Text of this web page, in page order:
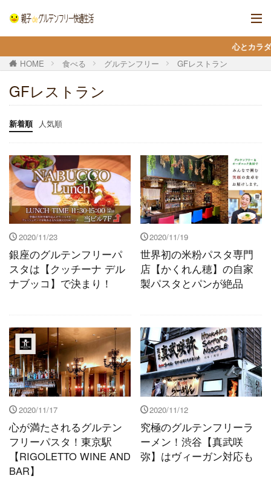
心とカラダを整
HOME
食べる グルテンフリー GFレストラン
GFレストラン
新着順 人気順
2020/11/23
銀座のグルテンフリーパ
スタは【クッチーナ デル
ナブッコ】で決まり！
2020/11/19
世界初の米粉パスタ専門
店【かくれん穂】の自家
製パスタとパンが絶品
2020/11/17
心が満たされるグルテン
フリーパスタ！東京駅
【RIGOLETTO WINE AND
BAR】
2020/11/12
究極のグルテンフリーラ
ーメン！渋谷【真武咲
弥】はヴィーガン対応も